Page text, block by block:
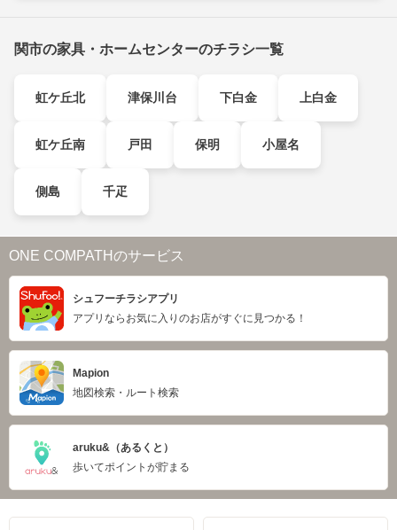
関市の家具・ホームセンターのチラシ一覧
虹ケ丘北 津保川台 下白金 上白金
虹ケ丘南 戸田 保明 小屋名
側島 千疋
ONE COMPATHのサービス
シュフーチラシアプリ
アプリならお気に入りのお店がすぐに見つかる！
Mapion
地図検索・ルート検索
aruku&（あるくと）
歩いてポイントが貯まる